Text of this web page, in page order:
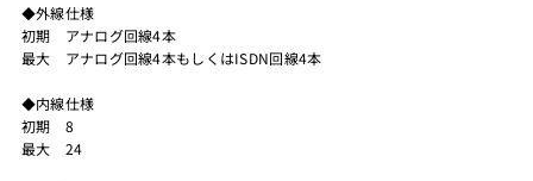
◆外線仕様
初期 アナログ回線4本
最大 アナログ回線4本もしくはISDN回線4本
◆内線仕様
初期 8
最大 24